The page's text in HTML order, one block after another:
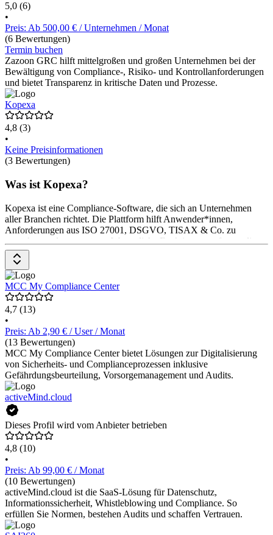
5,0 (6)
•
Preis: Ab 500,00 € / Unternehmen / Monat
(6 Bewertungen)
Termin buchen
Zazoon GRC hilft mittelgroßen und großen Unternehmen bei der
Bewältigung von Compliance-, Risiko- und Kontrollanforderungen
und bietet Transparenz in kritische Daten und Prozesse.
Kopexa
4,8 (3)
•
Keine Preisinformationen
(3 Bewertungen)
Was ist Kopexa?
Kopexa ist eine Compliance-Software, die sich an Unternehmen
aller Branchen richtet. Die Plattform hilft Anwender*innen,
Anforderungen aus ISO 27001, DSGVO, TISAX & Co. zu
verstehen und umzusetzen. Wesentliche Funktionen umfassen die
Analyse der relevanten Standards, die Planung und Umsetzung von
Maßnahmen sowie die Dokumentation für Audits. Risiken,
Frameworks, Aufgaben und Vendoren werden in einem System
verknüpft. Kopexa bietet individuelle Support Pläne an. Detaillierte
Preisinformationen sind auf Anfrage beim Software-Anbieter
erhältlich.
MCC My Compliance Center
4,7 (13)
•
Preis: Ab 2,90 € / User / Monat
(13 Bewertungen)
MCC My Compliance Center bietet Lösungen zur Digitalisierung
von Sicherheits- und Complianceprozessen inklusive
Gefährdungsbeurteilung, Vorsorgemanagement und Audits.
activeMind.cloud
Dieses Profil wird vom Anbieter betrieben
4,8 (10)
•
Preis: Ab 99,00 € / Monat
(10 Bewertungen)
activeMind.cloud ist die SaaS-Lösung für Datenschutz,
Informationssicherheit, Whistleblowing und Compliance. So
erfüllen Sie Normen, bestehen Audits und schaffen Vertrauen.